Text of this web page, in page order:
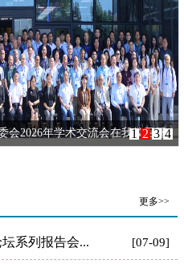
1 2 3 4
会2026年学术交流会在我校召开
更多>>
[07-09]
系列报告会...